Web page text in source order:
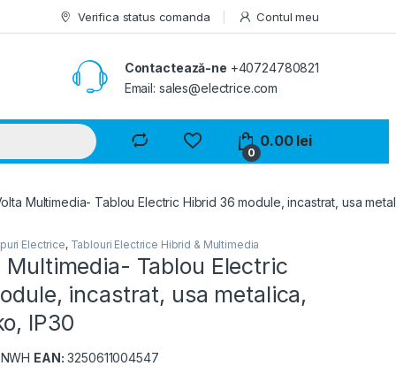
Verifica status comanda Contul meu
Contactează-ne +40724780821
Email: sales@electrice.com
0
0.00 lei
Multimedia- Tablou Electric Hibrid 36 module, incastrat, usa
Electrice, Tablouri Electrice Hibrid & Multimedia
Multimedia- Tablou Electric
incastrat, usa metalica,
IP30
EAN: 3250611004547